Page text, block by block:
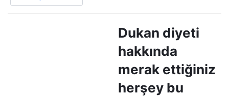
Dukan diyeti
hakkında
merak ettiğiniz
herşey bu